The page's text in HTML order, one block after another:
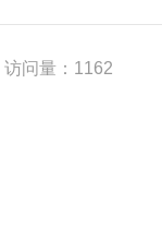
访问量：1162